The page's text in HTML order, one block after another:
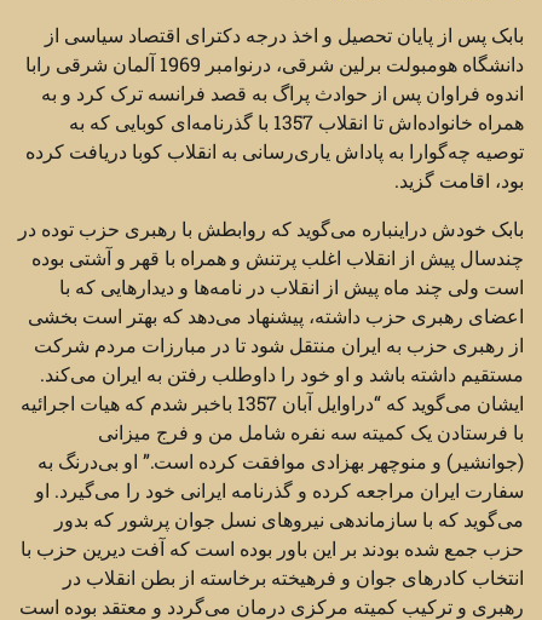
بابک پس از پایان تحصیل و اخذ درجه دکترای اقتصاد سیاسی از
دانشگاه هومبولت برلین شرقی، درنوامبر 1969 آلمان شرقی رابا
اندوه فراوان پس از حوادث پراگ به قصد فرانسه ترک کرد و به
همراه خانواده‌اش تا انقلاب 1357 با گذرنامه‌ای کوبایی که به
توصیه چه‌گوارا به پاداش یاری‌رسانی به انقلاب کوبا دریافت کرده
بود، اقامت گزید.
بابک خودش دراینباره می‌گوید که روابطش با رهبری حزب توده در
چندسال پیش از انقلاب اغلب پرتنش و همراه با قهر و آشتی بوده
است ولی چند ماه پیش از انقلاب در نامه‌ها و دیدارهایی که با
اعضای رهبری حزب داشته، پیشنهاد می‌دهد که بهتر است بخشی
از رهبری حزب به ایران منتقل شود تا در مبارزات مردم شرکت
مستقیم داشته باشد و او خود را داوطلب رفتن به ایران می‌کند.
ایشان می‌گوید که “دراوایل آبان 1357 باخبر شدم که هیات اجرائیه
با فرستادن یک کمیته سه نفره شامل من و فرج میزانی
(جوانشیر) و منوچهر بهزادی موافقت کرده است.” او بی‌درنگ به
سفارت ایران مراجعه کرده و گذرنامه ایرانی خود را می‌گیرد. او
می‌گوید که با سازماندهی نیروهای نسل جوان پرشور که بدور
حزب جمع شده بودند بر این باور بوده است که آفت دیرین حزب با
انتخاب کادرهای جوان و فرهیخته برخاسته از بطن انقلاب در
رهبری و ترکیب کمیته مرکزی درمان می‌گردد و معتقد بوده است